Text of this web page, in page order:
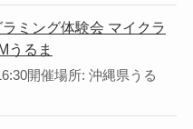
ミング体験会 マイクラ
うるま
開催場所: 沖縄県うる